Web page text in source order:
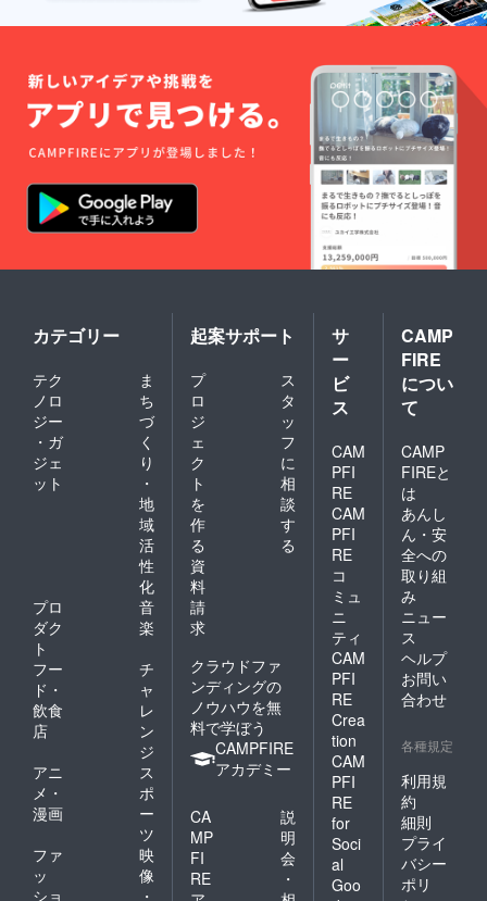
カテゴリー
テク
ノロ
ジー
・ガ
ジェ
ット
ま
ち
づ
く
り
・
地
域
活
性
化
プロ
ダク
ト
音
楽
フー
ド・
飲食
店
チ
ャ
レ
ン
ジ
アニ
メ・
漫画
ス
ポ
ー
ツ
ファ
ッ
ショ
映
像
・
起案サポート
プ
ロ
ジ
ェ
ク
ト
を
作
る
ス
タ
ッ
フ
に
相
談
す
る
資
料
請
求
クラウドファ
ンディングの
ノウハウを無
料で学ぼう
CAMPFIRE
アカデミー
CA
MP
FI
RE
説
明
会
・
サ
ー
ビ
ス
CAM
PFI
RE
CAM
PFI
RE
コ
ミュ
ニ
ティ
CAM
PFI
RE
Crea
tion
CAM
PFI
RE
for
Soci
al
Goo
CAMP
FIRE
につい
て
CAMP
FIREと
は
あんし
ん・安
全への
取り組
み
ニュー
ス
ヘルプ
お問い
合わせ
各種規定
利用規
約
細則
プライ
バシー
ポリ